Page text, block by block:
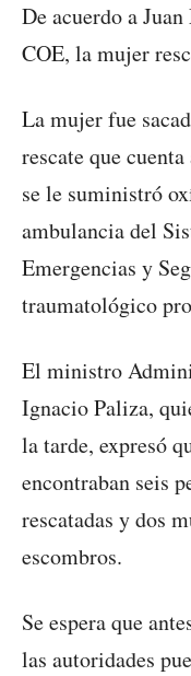
De acuerdo a
COE, la mujer
La mujer fue
rescate que
se le suministró
ambulancia del
Emergencias y
traumatológico
El ministro
Ignacio Paliza,
la tarde, expresó
encontraban seis
rescatadas y dos
escombros.
Se espera que
las autoridades